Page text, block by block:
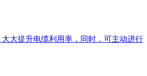
大提升电缆利用率，同时，可主动进行